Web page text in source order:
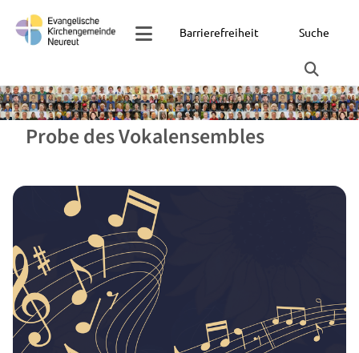
Barrierefreiheit Suche
Probe des Vokalensembles